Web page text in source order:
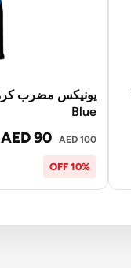
Blue
AED 90 AED 100
10% OFF